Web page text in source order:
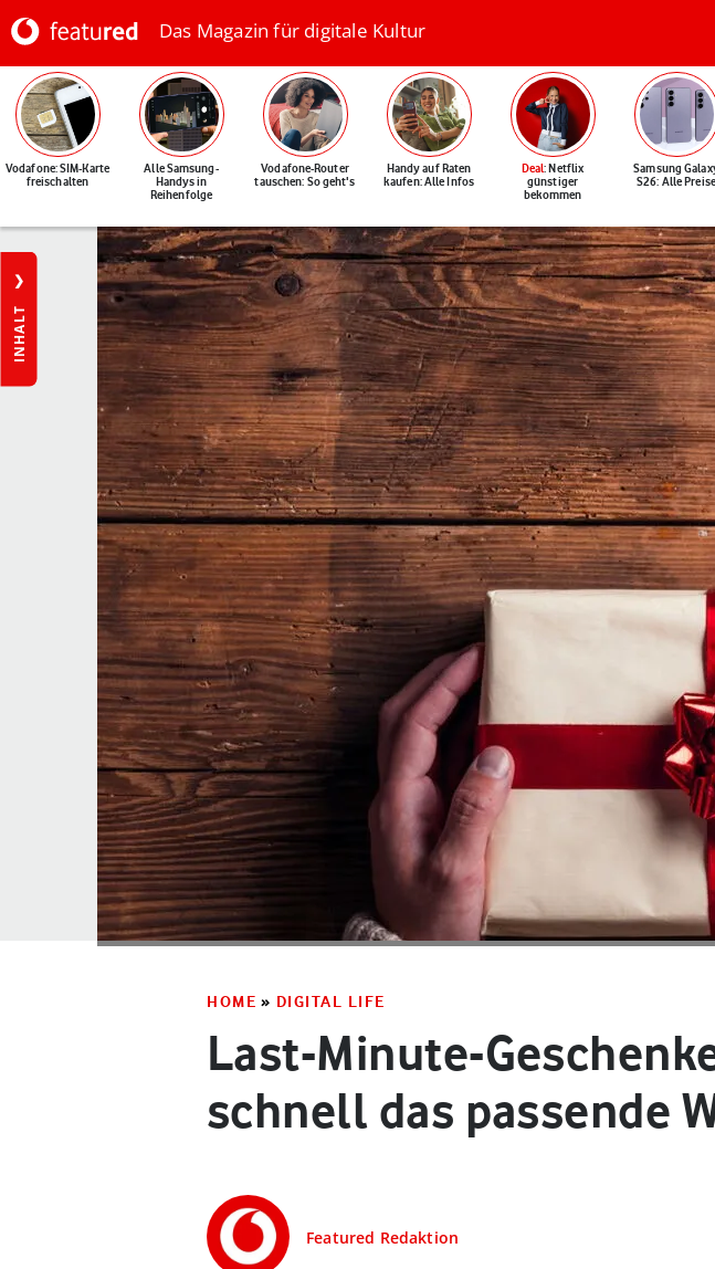
Das Magazin für digitale Kultur
Vodafone: SIM-Karte
freischalten
Alle Samsung-
Handys in
Reihenfolge
Vodafone-Router
tauschen: So geht's
Handy auf Raten
kaufen: Alle Infos
Deal: Netflix
günstiger
bekommen
Samsung
S26: Alle Preise
INHALT
HOME » DIGITAL LIFE
Last-Minute-
schnell das passende
Featured Redaktion